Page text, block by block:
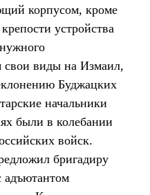
корпусом, кроме
устройства
свои виды на Измаил,
Буджацких
начальники
были в колебании
войск.
бригадиру
адъютантом